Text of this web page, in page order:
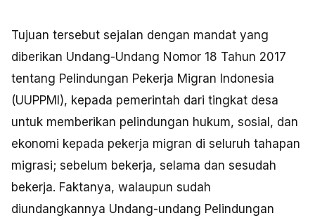
Tujuan tersebut sejalan dengan mandat yang
diberikan Undang-Undang Nomor 18 Tahun 2017
tentang Pelindungan Pekerja Migran Indonesia
(UUPPMI), kepada pemerintah dari tingkat desa
untuk memberikan pelindungan hukum, sosial, dan
ekonomi kepada pekerja migran di seluruh tahapan
migrasi; sebelum bekerja, selama dan sesudah
bekerja. Faktanya, walaupun sudah
diundangkannya Undang-undang Pelindungan